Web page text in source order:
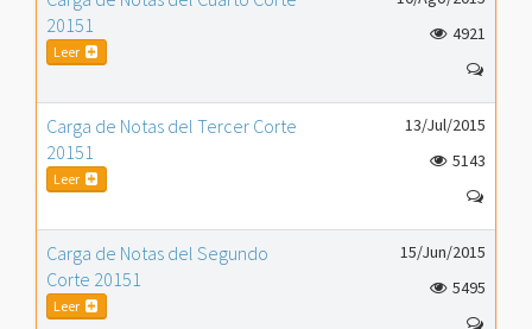
20151
Leer
4921
Carga de Notas del Tercer Corte
20151
Leer
13/Jul/2015
5143
Carga de Notas del Segundo
Corte 20151
Leer
15/Jun/2015
5495